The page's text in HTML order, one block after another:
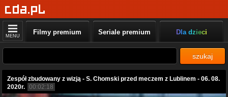
MENU Filmy premium Seriale premium Dla dzieci
szukaj
Zespół zbudowany z wizją - S. Chomski przed meczem z Lublinem - 06. 08.
2020r. 00:02:18